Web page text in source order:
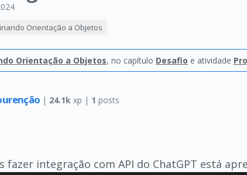
Orientação a Objetos
Orientação a Objetos, no capítulo Desafio e atividade
| 24.1k xp | 1 posts
fazer integração com API do ChatGPT está